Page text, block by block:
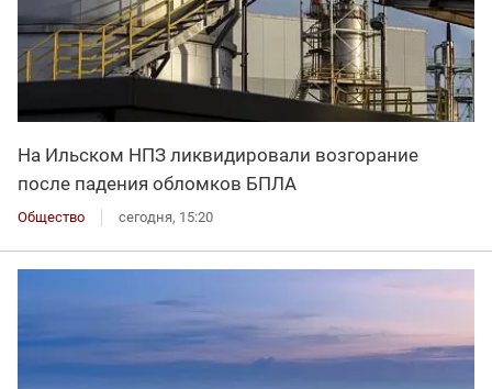
На Ильском НПЗ ликвидировали возгорание
после падения обломков БПЛА
Общество сегодня, 15:20